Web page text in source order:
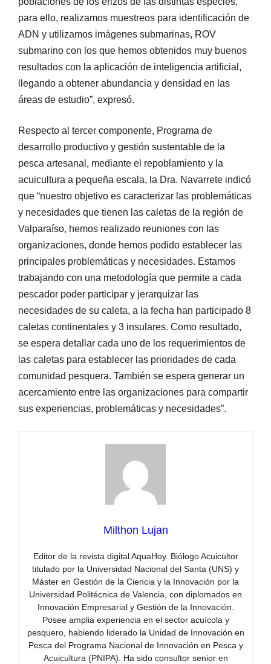
para ello, realizamos muestreos para identificación de
ADN y utilizamos imágenes submarinas, ROV
submarino con los que hemos obtenidos muy buenos
resultados con la aplicación de inteligencia artificial,
llegando a obtener abundancia y densidad en las
áreas de estudio”, expresó.
Respecto al tercer componente, Programa de
desarrollo productivo y gestión sustentable de la
pesca artesanal, mediante el repoblamiento y la
acuicultura a pequeña escala, la Dra. Navarrete indicó
que “nuestro objetivo es caracterizar las problemáticas
y necesidades que tienen las caletas de la región de
Valparaíso, hemos realizado reuniones con las
organizaciones, donde hemos podido establecer las
principales problemáticas y necesidades. Estamos
trabajando con una metodología que permite a cada
pescador poder participar y jerarquizar las
necesidades de su caleta, a la fecha han participado 8
caletas continentales y 3 insulares. Como resultado,
se espera detallar cada uno de los requerimientos de
las caletas para establecer las prioridades de cada
comunidad pesquera. También se espera generar un
acercamiento entre las organizaciones para compartir
sus experiencias, problemáticas y necesidades”.
Milthon Lujan
Editor de la revista digital AquaHoy. Biólogo Acuicultor
titulado por la Universidad Nacional del Santa (UNS) y
Máster en Gestión de la Ciencia y la Innovación por la
Universidad Politécnica de Valencia, con diplomados en
Innovación Empresarial y Gestión de la Innovación.
Posee amplia experiencia en el sector acuícola y
pesquero, habiendo liderado la Unidad de Innovación en
Pesca del Programa Nacional de Innovación en Pesca y
Acuicultura (PNIPA). Ha sido consultor senior en